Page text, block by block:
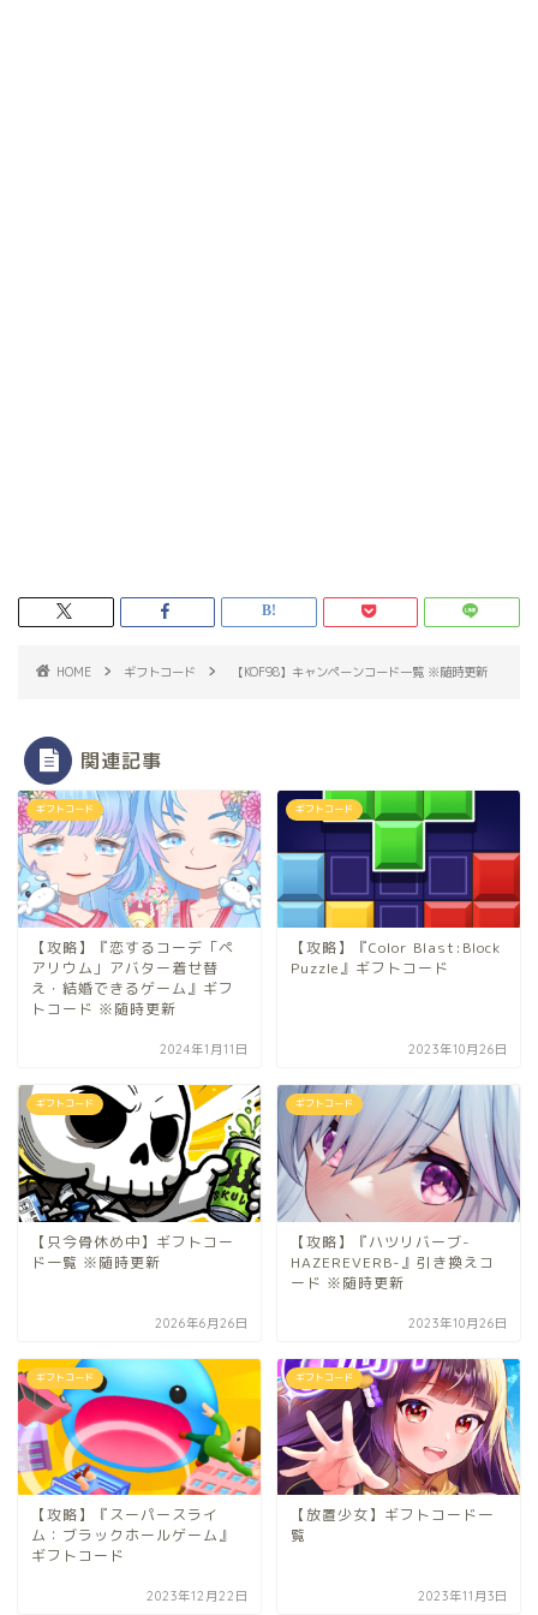
HOME ギフトコード 【KOF98】キャンペーンコード一覧 ※随時更新
関連記事
ギフトコード
【攻略】『恋するコーデ「ペ
アリウム」アバター着せ替
え・結婚できるゲーム』ギフ
トコード ※随時更新
2024年1月11日
ギフトコード
【攻略】『Color Blast:Block
Puzzle』ギフトコード
2023年10月26日
ギフトコード
【只今骨休め中】ギフトコー
ド一覧 ※随時更新
2026年6月26日
ギフトコード
【攻略】『ハツリバーブ-
HAZEREVERB-』引き換えコ
ード ※随時更新
2023年10月26日
ギフトコード
【攻略】『スーパースライ
ム：ブラックホールゲーム』
ギフトコード
2023年12月22日
ギフトコード
【放置少女】ギフトコード一
覧
2023年11月3日